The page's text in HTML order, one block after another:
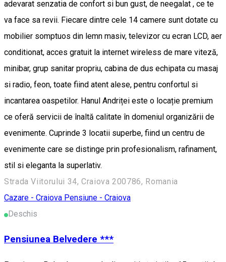
adevarat senzatia de confort si bun gust, de neegalat , ce te
va face sa revii. Fiecare dintre cele 14 camere sunt dotate cu
mobilier somptuos din lemn masiv, televizor cu ecran LCD, aer
conditionat, acces gratuit la internet wireless de mare viteză,
minibar, grup sanitar propriu, cabina de dus echipata cu masaj
si radio, feon, toate fiind atent alese, pentru confortul si
incantarea oaspetilor. Hanul Andriței este o locație premium
ce oferă servicii de înaltă calitate în domeniul organizării de
evenimente. Cuprinde 3 locatii superbe, fiind un centru de
evenimente care se distinge prin profesionalism, rafinament,
stil si eleganta la superlativ.
Strada Viitorului 34, Craiova 200786, Romania
Cazare - Craiova Pensiune - Craiova
Deschis
Pensiunea Belvedere ***